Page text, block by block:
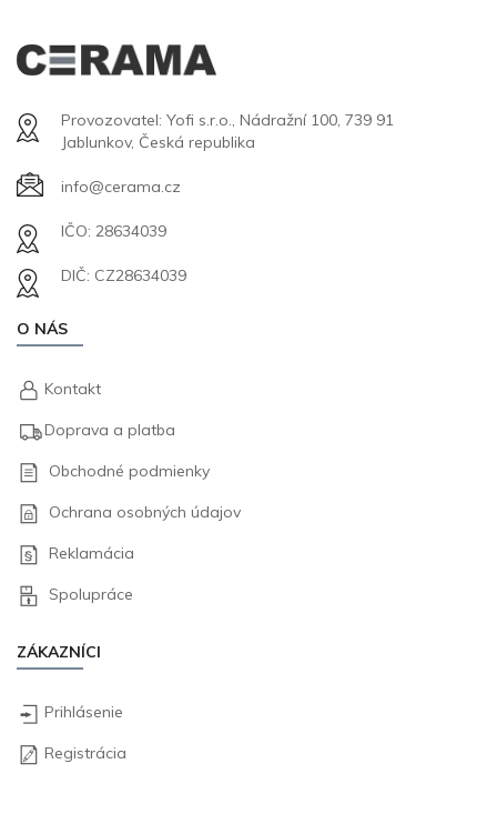
Provozovatel: Yofi s.r.o., Nádražní 100, 739 91
Jablunkov, Česká republika
info@cerama.cz
IČO: 28634039
DIČ: CZ28634039
O NÁS
Kontakt
Doprava a platba
Obchodné podmienky
Ochrana osobných údajov
Reklamácia
Spolupráce
ZÁKAZNÍCI
Prihlásenie
Registrácia